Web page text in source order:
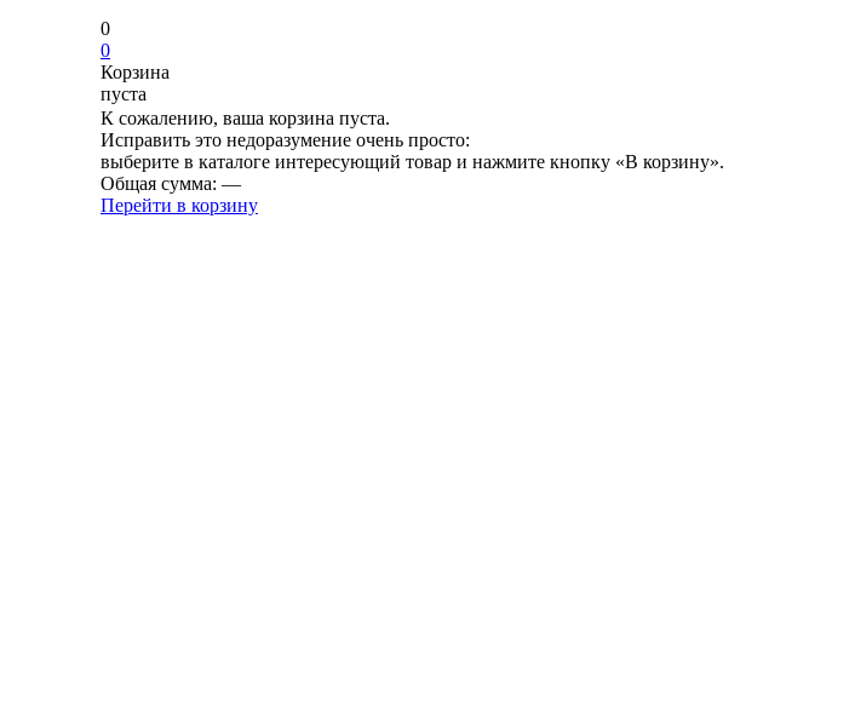
0
0
Корзина
пуста
К сожалению, ваша корзина пуста.
Исправить это недоразумение очень просто:
выберите в каталоге интересующий товар и нажмите кнопку «В корзину».
Общая сумма: —
Перейти в корзину